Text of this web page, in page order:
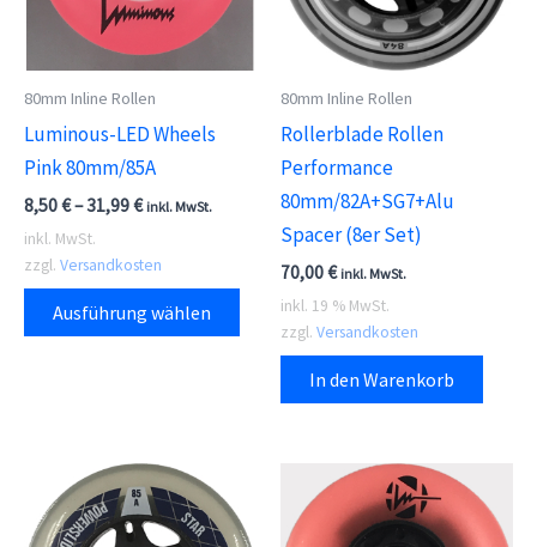
80mm Inline Rollen
Luminous-LED Wheels
Pink 80mm/85A
8,50€–31,99€ inkl. MwSt.
inkl. MwSt.
zzgl. Versandkosten
Ausführung wählen
Dieses
Produkt
weist
mehrere
Optionen
80mm Inline Rollen
Rollerblade Rollen
Performance
80mm/82A+SG7+Alu
Spacer (8er Set)
70,00€ inkl. MwSt.
inkl. 19 % MwSt.
zzgl. Versandkosten
In den Warenkorb